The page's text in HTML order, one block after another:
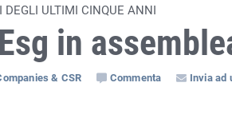
ULTIMI CINQUE ANNI
in
& CSR Commenta Invia ad